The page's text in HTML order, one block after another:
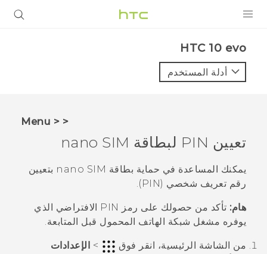
VIVE
VIVERSE
البرامج + التطبيقات
الدعم
أجهزة HTC والملحقات
HTC 10 evo‎
أدلة المستخدم
< < Menu
تعيين PIN لبطاقة nano SIM
يمكنك المساعدة في حماية بطاقة nano SIM بتعيين
رقم تعريف شخصي (PIN).
هام:
تأكد من حصولك على رمز PIN الافتراضي الذي
يوفره مشغل شبكة الهاتف المحمول قبل المتابعة.
من الشاشة الرئيسية، انقر فوق >
الإعدادات